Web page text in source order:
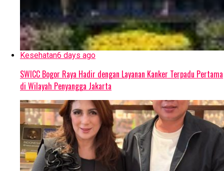
Kesehatan6 days ago
SWICC Bogor Raya Hadir dengan Layanan Kanker Terpadu Pertama
di Wilayah Penyangga Jakarta